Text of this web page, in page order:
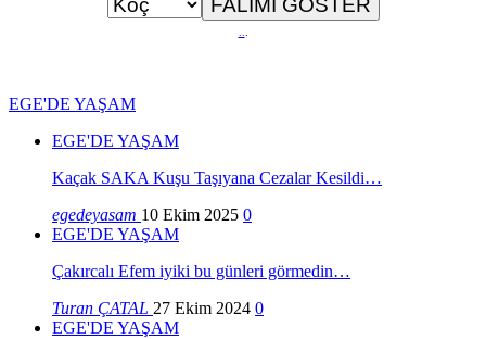
...
EGE'DE YAŞAM
EGE'DE YAŞAM
Kaçak SAKA Kuşu Taşıyana Cezalar Kesildi…
egedeyasam 10 Ekim 2025 0
EGE'DE YAŞAM
Çakırcalı Efem iyiki bu günleri görmedin…
Turan ÇATAL 27 Ekim 2024 0
EGE'DE YAŞAM